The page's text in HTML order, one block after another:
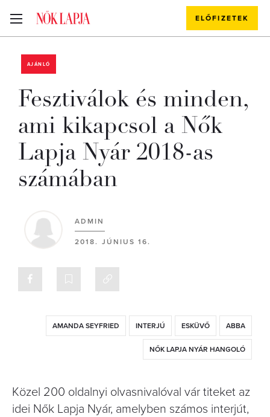
ELŐFIZETEK
AJÁNLÓ
Fesztiválok és minden,
ami kikapcsol a Nők
Lapja Nyár 2018-as
számában
ADMIN
2018. JÚNIUS 16.
AMANDA SEYFRIED INTERJÚ ESKÜVŐ ABBA
NŐK LAPJA NYÁR HANGOLÓ
Közel 200 oldalnyi olvasnivalóval vár titeket az
idei Nők Lapja Nyár, amelyben számos interjút,